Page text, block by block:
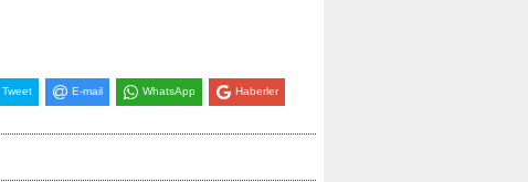
Tweet E-mail WhatsApp Haberler